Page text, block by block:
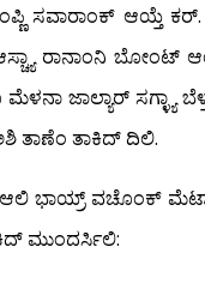
ಕಂಪ್ಣಿ ಸವಾರಾಂಕ್ ಆಯ್ತೆ
ರಾನಾಂನಿ ಬೋಂಟ್
ಜಾಲ್ಯಾರ್ ಸಗ್ಳ್ಯಾ
ತಾಣೆಂ ತಾಕಿದ್ ದಿಲಿ.
ಭಾಯ್ರ್ ವಚೊಂಕ್ ಮೆಟಾಂ
ಮುಂದರ್ಸಿಲಿ: